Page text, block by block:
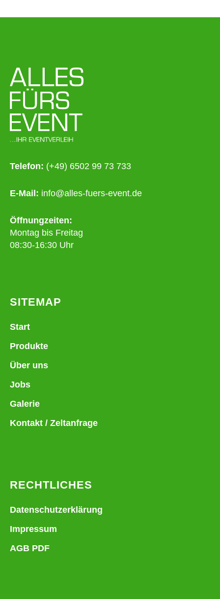
Telefon: (+49) 6502 99 73 733
E-Mail: info@alles-fuers-event.de
Öffnungzeiten:
Montag bis Freitag
08:30-16:30 Uhr
SITEMAP
Start
Produkte
Über uns
Jobs
Galerie
Kontakt / Zeltanfrage
RECHTLICHES
Datenschutzerklärung
Impressum
AGB PDF